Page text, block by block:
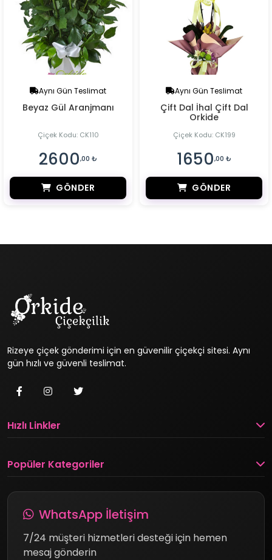
Aynı Gün Teslimat
Beyaz Gül Aranjmanı
Çiçek Kodu: CK110
2600,00 ₺
GÖNDER
Aynı Gün Teslimat
Çift Dal İhal Çift Dal
Orkide
Çiçek Kodu: CK199
1650,00 ₺
GÖNDER
Rizeye çiçek gönderimi için en güvenilir çiçekçi sitesi. Aynı
gün hızlı ve güvenli teslimat.
Hızlı Linkler
Popüler Kategoriler
WhatsApp İletişim
7/24 müşteri hizmetleri desteği için hemen
mesaj gönderin